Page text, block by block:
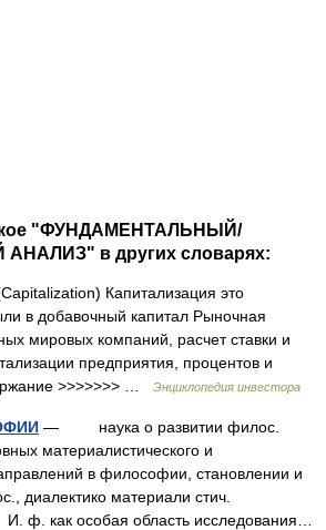
"ФУНДАМЕНТАЛЬНЫЙ/
в других словарях:
Капитализация это
в добавочный капитал Рыночная
мировых компаний, расчет ставки и
предприятия, процентов и
>>>>>>> …
Энциклопедия инвестора
— наука о развитии филос.
материалистического и
в философии, становлении и
диалектико материали стич.
как особая область исследования…